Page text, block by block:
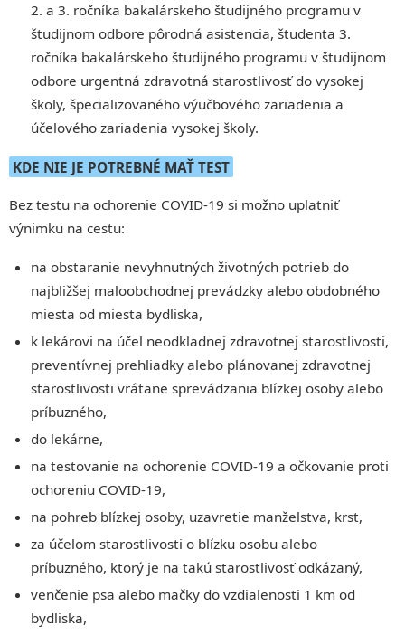
2. a 3. ročníka bakalárskeho študijného programu v
študijnom odbore pôrodná asistencia, študenta 3.
ročníka bakalárskeho študijného programu v študijnom
odbore urgentná zdravotná starostlivosť do vysokej
školy, špecializovaného výučbového zariadenia a
účelového zariadenia vysokej školy.
KDE NIE JE POTREBNÉ MAŤ TEST
Bez testu na ochorenie COVID-19 si možno uplatniť
výnimku na cestu:
na obstaranie nevyhnutných životných potrieb do
najbližšej maloobchodnej prevádzky alebo obdobného
miesta od miesta bydliska,
k lekárovi na účel neodkladnej zdravotnej starostlivosti,
preventívnej prehliadky alebo plánovanej zdravotnej
starostlivosti vrátane sprevádzania blízkej osoby alebo
príbuzného,
do lekárne,
na testovanie na ochorenie COVID-19 a očkovanie proti
ochoreniu COVID-19,
na pohreb blízkej osoby, uzavretie manželstva, krst,
za účelom starostlivosti o blízku osobu alebo
príbuzného, ktorý je na takú starostlivosť odkázaný,
venčenie psa alebo mačky do vzdialenosti 1 km od
bydliska,